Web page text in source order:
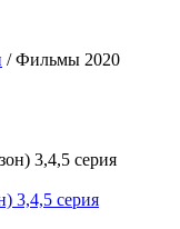
/ Фильмы 2020
3,4,5 серия